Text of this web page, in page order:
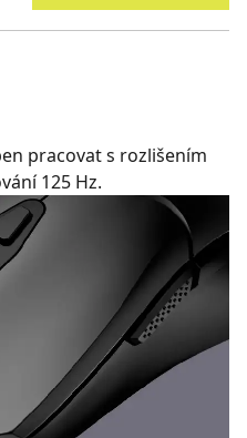
pracovat s rozlišením
125 Hz.